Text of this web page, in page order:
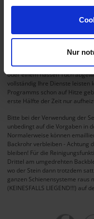
Nur
Zitronengeschmack, oder
Wer zu Hause einen Ofen mit
braucht sich um Flecken am
höchsten Pyrolysestufen
Asche und können nach
oder einem nassen Tuch
vollständig Ihre Dienste leisten
Programms schon auf Hitze
erste Hälfte der Zeit nur
Bitte bei der Verwendung der
unbedingt auf die Vorgaben in
Normalerweise können
Backrohr verbleiben - Achtung
bleiben! Für die
Drittel am umgedrehten
wo der Stein dann trotzdem
ganzen Schienensysteme raus
(KEINESFALLS LIEGEND!!!) auf